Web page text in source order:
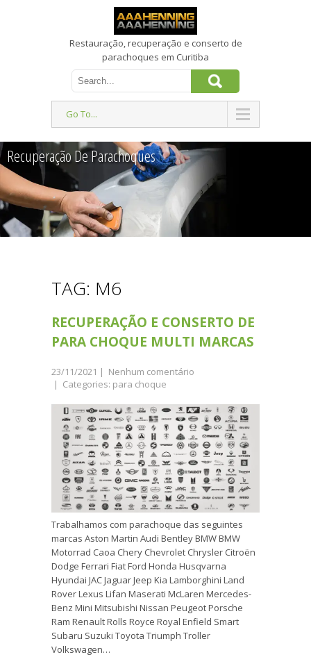
Restauração, recuperação e conserto de
parachoques em Curitiba
Go To...
Recuperação De Parachoques
TAG: M6
RECUPERAÇÃO E CONSERTO DE
PARA CHOQUE MULTI MARCAS
23/11/2021 | Nenhum comentário
| Categories: para choque
Trabalhamos com parachoque das seguintes
marcas Aston Martin Audi Bentley BMW BMW
Motorrad Caoa Chery Chevrolet Chrysler Citroën
Dodge Ferrari Fiat Ford Honda Husqvarna
Hyundai JAC Jaguar Jeep Kia Lamborghini Land
Rover Lexus Lifan Maserati McLaren Mercedes-
Benz Mini Mitsubishi Nissan Peugeot Porsche
Ram Renault Rolls Royce Royal Enfield Smart
Subaru Suzuki Toyota Triumph Troller
Volkswagen…